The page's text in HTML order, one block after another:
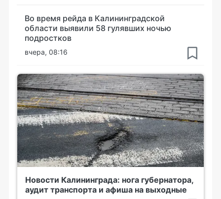
Во время рейда в Калининградской
области выявили 58 гулявших ночью
подростков
вчера, 08:16
Новости Калининграда: нога губернатора,
аудит транспорта и афиша на выходные